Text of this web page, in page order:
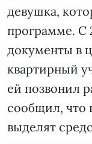
девушка,
программе. С
документы в
квартирный
ей позвонил
сообщил, что
выделят